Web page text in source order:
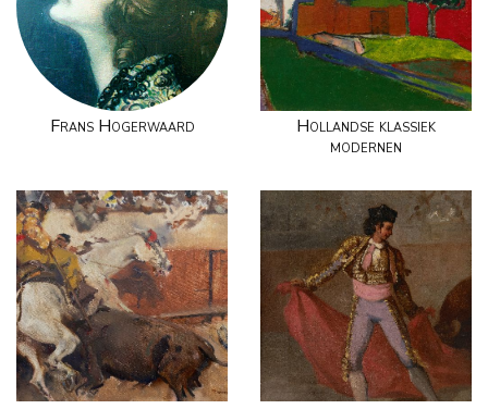
Frans Hogerwaard
Hollandse klassiek
modernen